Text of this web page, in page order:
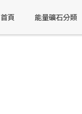
首頁 能量礦石分類